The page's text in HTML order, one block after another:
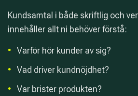
Kundsamtal i både skriftlig och
innehåller allt ni behöver förstå:
•
Varför hör kunder av sig?
•
Vad driver kundnöjdhet?
•
Var brister produkten?